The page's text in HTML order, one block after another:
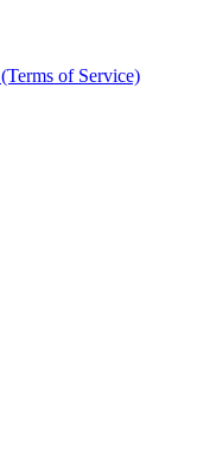
of Service)